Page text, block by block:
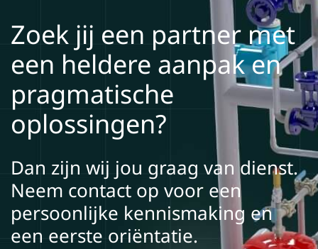
Zoek jij een partner met
een heldere aanpak en
pragmatische
oplossingen?
Dan zijn wij jou graag van dienst.
Neem contact op voor een
persoonlijke kennismaking en
een eerste oriëntatie.